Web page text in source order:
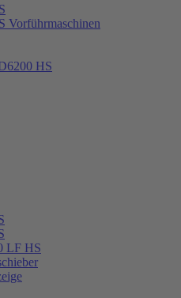
Vorführmaschinen
HS
LF HS